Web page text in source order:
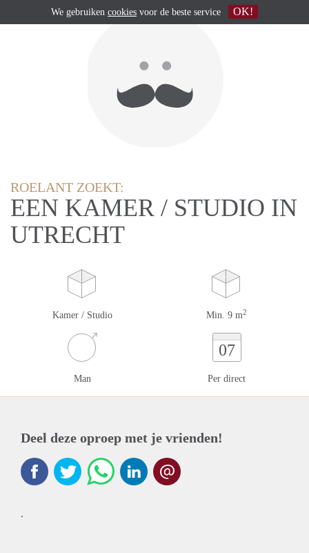
ROELANT ZOEKT:
EEN KAMER / STUDIO IN
UTRECHT
Kamer / Studio Min. 9 m2
Man
07
Per direct
Deel deze oproep met je vrienden!
.
We gebruiken cookies voor de beste service OK!